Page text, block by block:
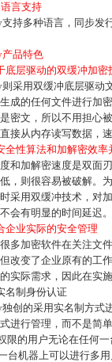
语言支持
支持多种语言，同步发
产品特色
底层驱动的双缓冲加密
则采用双缓冲底层驱动
成的任何文件进行加
密文，所以不用担心
接从内存读写数据，
全性算法和加解密效率
和加解密速度是双面
，则很容易被破解。
采用双缓冲技术，对
会有明显的时间延迟。
企业实际的安全管理
多加密软件在关注文
改变了企业原有的工
实际需求，因此在实
名制身份认证
独创的采用实名制方式
进行管理，而不是简
限的用户无论在任何
台机器上可以进行多